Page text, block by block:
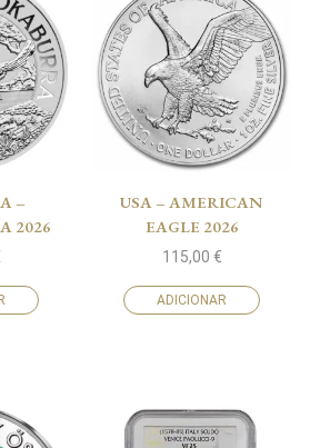
–
2026
USA – AMERICAN
EAGLE 2026
115,00 €
ADICIONAR